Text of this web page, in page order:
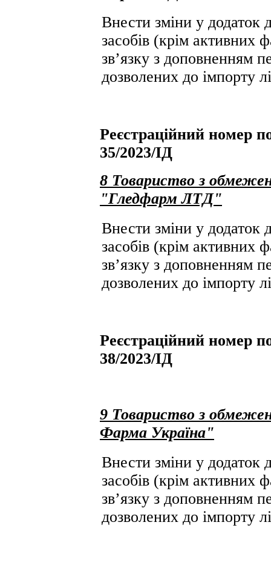
Внести зміни у додаток
засобів (крім активних
зв’язку з доповненням
дозволених до імпорту
Реєстраційний номер
35/2023/ІД
8 Товариство з
"Гледфарм ЛТД"
Внести зміни у додаток
засобів (крім активних
зв’язку з доповненням
дозволених до імпорту
Реєстраційний номер
38/2023/ІД
9 Товариство з
Фарма Україна"
Внести зміни у додаток
засобів (крім активних
зв’язку з доповненням
дозволених до імпорту